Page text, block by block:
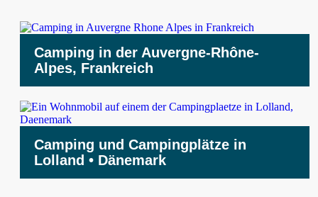
Camping in der Auvergne-Rhône-
Alpes, Frankreich
Camping und Campingplätze in
Lolland • Dänemark